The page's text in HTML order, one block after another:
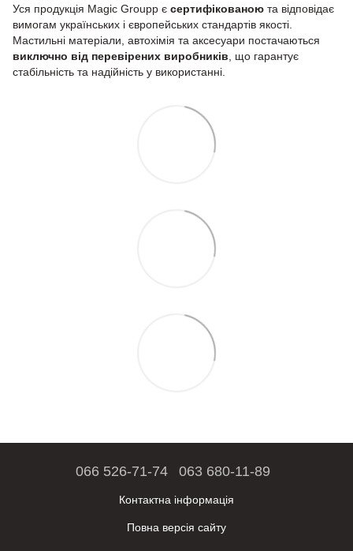
Уся продукція Magic Groupp є сертифікованою та відповідає
вимогам українських і європейських стандартів якості.
Мастильні матеріали, автохімія та аксесуари постачаються
виключно від перевірених виробників , що гарантує
стабільність та надійність у використанні.
066 526-71-74 063 680-11-89
Контактна інформація
Повна версія сайту